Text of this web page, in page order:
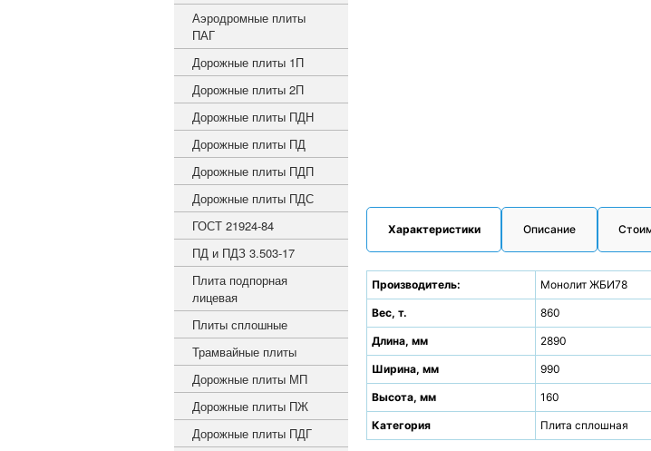
Аэродромные плиты
ПАГ
Дорожные плиты 1П
Дорожные плиты 2П
Дорожные плиты ПДН
Дорожные плиты ПД
Дорожные плиты ПДП
Дорожные плиты ПДС
ГОСТ 21924-84
ПД и ПДЗ 3.503-17
Плита подпорная
лицевая
Плиты сплошные
Трамвайные плиты
Дорожные плиты МП
Дорожные плиты ПЖ
Дорожные плиты ПДГ
Характеристики Описание
Производитель: Монолит ЖБИ78
Вес, т. 860
Длина, мм 2890
Ширина, мм 990
Высота, мм 160
Категория Плита сплошная